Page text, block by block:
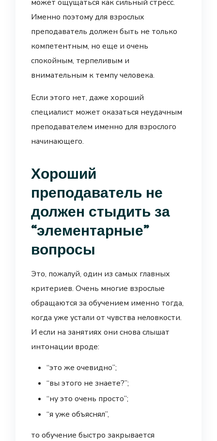
может ощущаться как сильный стресс.
Именно поэтому для взрослых
преподаватель должен быть не только
компетентным, но еще и очень
спокойным, терпеливым и
внимательным к темпу человека.
Если этого нет, даже хороший
специалист может оказаться неудачным
преподавателем именно для взрослого
начинающего.
Хороший
преподаватель не
должен стыдить за
“элементарные”
вопросы
Это, пожалуй, один из самых главных
критериев. Очень многие взрослые
обращаются за обучением именно тогда,
когда уже устали от чувства неловкости.
И если на занятиях они снова слышат
интонации вроде:
“это же очевидно”;
“вы этого не знаете?”;
“ну это очень просто”;
“я уже объяснял”,
то обучение быстро закрывается